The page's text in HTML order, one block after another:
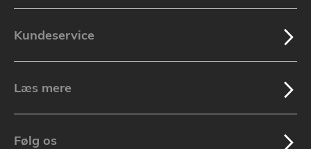
Kundeservice
Læs mere
Følg os